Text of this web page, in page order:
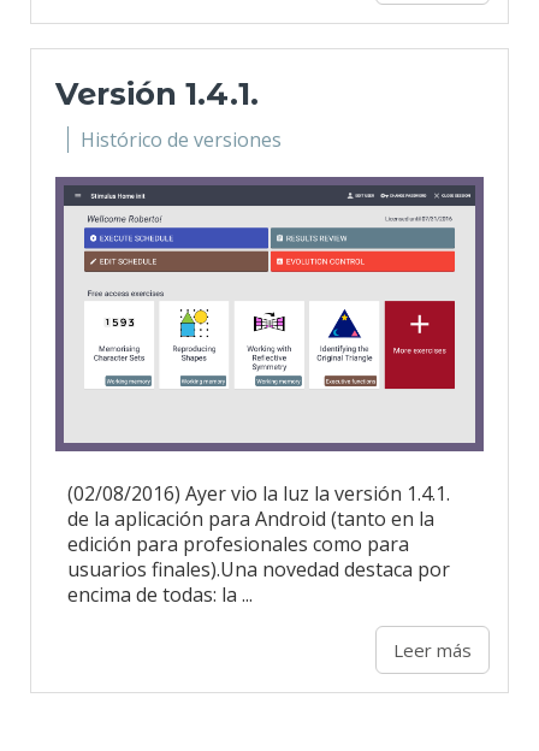
Versión 1.4.1.
Histórico de versiones
(02/08/2016) Ayer vio la luz la versión 1.4.1.
de la aplicación para Android (tanto en la
edición para profesionales como para
usuarios finales).Una novedad destaca por
encima de todas: la ...
Leer más